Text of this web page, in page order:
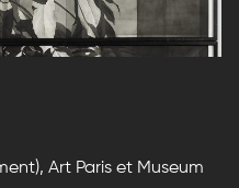
Art Paris et Museum